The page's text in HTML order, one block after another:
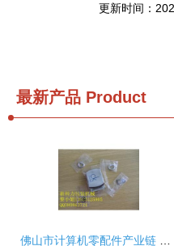
更新时间：
最新产品 Product